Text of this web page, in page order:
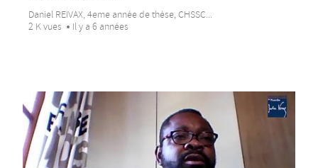
Daniel REIVAX, 4eme année de thèse, CHSSC...
2 K vues
Il y a 6 années